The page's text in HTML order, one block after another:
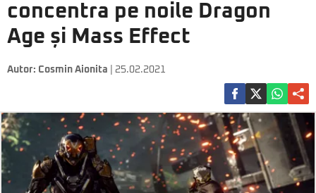
concentra pe noile Dragon
Age și Mass Effect
Autor: Cosmin Aionita | 25.02.2021